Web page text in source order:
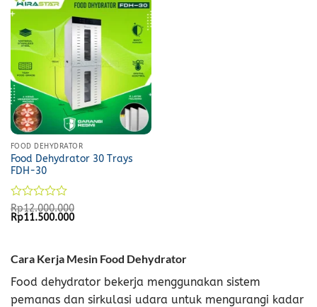
FOOD DEHYDRATOR
Food Dehydrator 30 Trays
FDH-30
Rated
0
Rp12.000.000
Original
price
Rp11.500.000Current
Cara Kerja Mesin Food Dehydrator
Food dehydrator bekerja menggunakan sistem
pemanas dan sirkulasi udara untuk mengurangi kadar